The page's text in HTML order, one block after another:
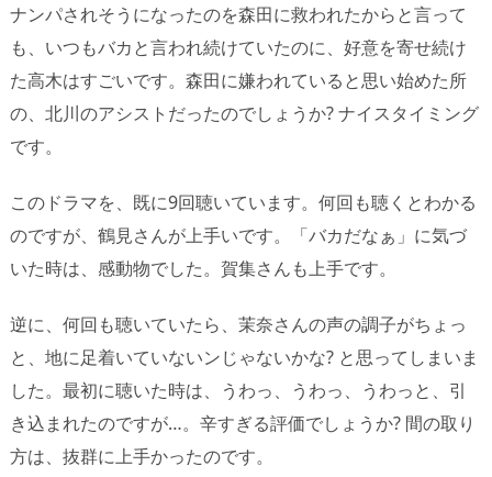
ナンパされそうになったのを森田に救われたからと言って
も、いつもバカと言われ続けていたのに、好意を寄せ続け
た高木はすごいです。森田に嫌われていると思い始めた所
の、北川のアシストだったのでしょうか? ナイスタイミング
です。
このドラマを、既に9回聴いています。何回も聴くとわかる
のですが、鶴見さんが上手いです。「バカだなぁ」に気づ
いた時は、感動物でした。賀集さんも上手です。
逆に、何回も聴いていたら、茉奈さんの声の調子がちょっ
と、地に足着いていないンじゃないかな? と思ってしまいま
した。最初に聴いた時は、うわっ、うわっ、うわっと、引
き込まれたのですが…。辛すぎる評価でしょうか? 間の取り
方は、抜群に上手かったのです。